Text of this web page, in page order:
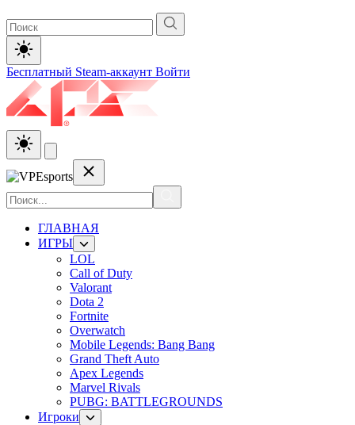
Бесплатный Steam-аккаунт Войти
ГЛАВНАЯ
ИГРЫ
LOL
Call of Duty
Valorant
Dota 2
Fortnite
Overwatch
Mobile Legends: Bang Bang
Grand Theft Auto
Apex Legends
Marvel Rivals
PUBG: BATTLEGROUNDS
Игроки